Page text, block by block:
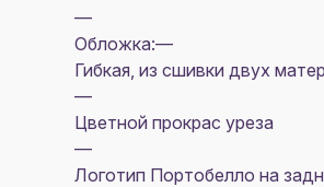
—
Обложка:—
Гибкая, из сшивки двух
—
Цветной прокрас уреза
—
Логотип Портобелло на